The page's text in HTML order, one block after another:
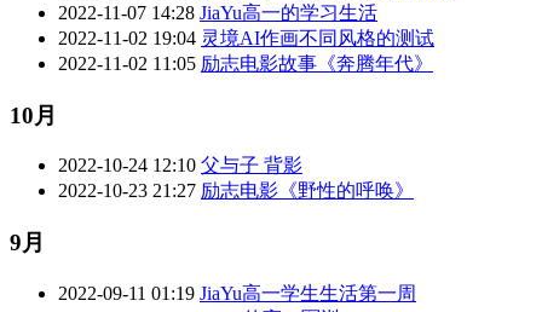
2022-11-07 14:28 JiaYu高一的学习生活
2022-11-02 19:04 灵境AI作画不同风格的测试
2022-11-02 11:05 励志电影故事《奔腾年代》
10月
2022-10-24 12:10 父与子 背影
2022-10-23 21:27 励志电影《野性的呼唤》
9月
2022-09-11 01:19 JiaYu高一学生生活第一周